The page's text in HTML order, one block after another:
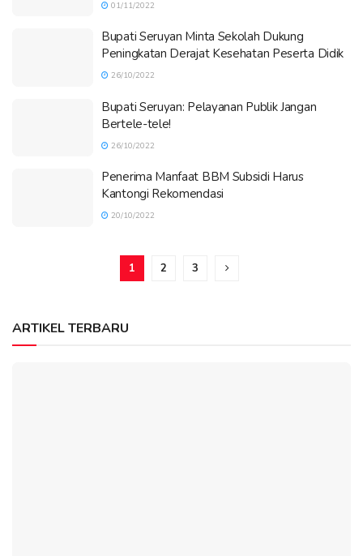
01/11/2022
Bupati Seruyan Minta Sekolah Dukung
Peningkatan Derajat Kesehatan Peserta Didik
26/10/2022
Bupati Seruyan: Pelayanan Publik Jangan
Bertele-tele!
26/10/2022
Penerima Manfaat BBM Subsidi Harus
Kantongi Rekomendasi
20/10/2022
1 2 3
ARTIKEL TERBARU